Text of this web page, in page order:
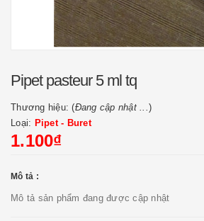
Pipet pasteur 5 ml tq
Thương hiệu: (Đang cập nhật ...)
Loại: Pipet - Buret
1.100₫
Mô tả :
Mô tả sản phẩm đang được cập nhật